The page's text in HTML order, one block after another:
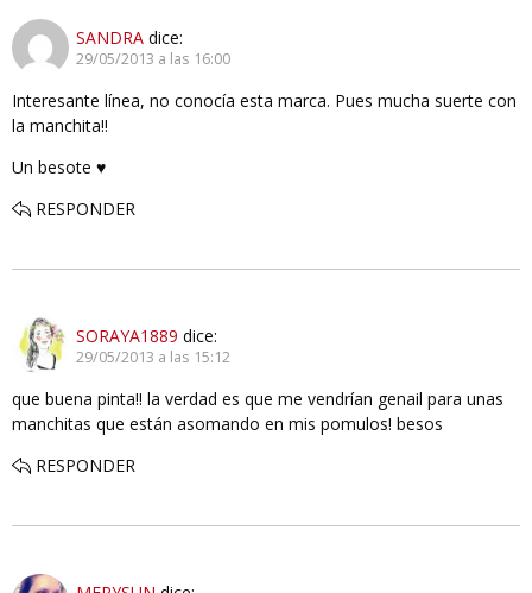
SANDRA dice:
29/05/2013 a las 16:00
Interesante línea, no conocía esta marca. Pues mucha suerte con
la manchita!!
Un besote ♥
RESPONDER
SORAYA1889 dice:
29/05/2013 a las 15:12
que buena pinta!! la verdad es que me vendrían genail para unas
manchitas que están asomando en mis pomulos! besos
RESPONDER